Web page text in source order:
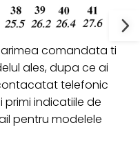
comandata ti
ales, dupa ce ai
telefonic
primi indicatiile de
pentru modelele